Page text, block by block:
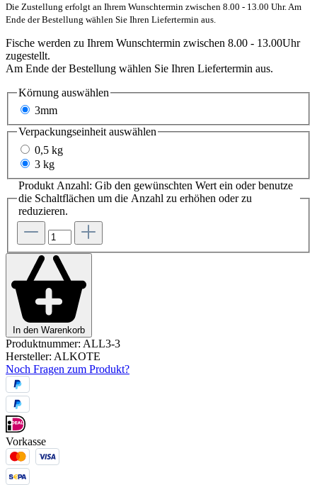
Die Zustellung erfolgt an Ihrem Wunschtermin zwischen 8.00 - 13.00 Uhr. Am
Ende der Bestellung wählen Sie Ihren Liefertermin aus.
Fische werden zu Ihrem Wunschtermin zwischen 8.00 - 13.00Uhr
zugestellt.
Am Ende der Bestellung wählen Sie Ihren Liefertermin aus.
Körnung auswählen
3mm
Verpackungseinheit auswählen
0,5 kg
3 kg
Produkt Anzahl: Gib den gewünschten Wert ein oder benutze
die Schaltflächen um die Anzahl zu erhöhen oder zu
reduzieren.
In den Warenkorb
Produktnummer: ALL3-3
Hersteller: ALKOTE
Noch Fragen zum Produkt?
Vorkasse